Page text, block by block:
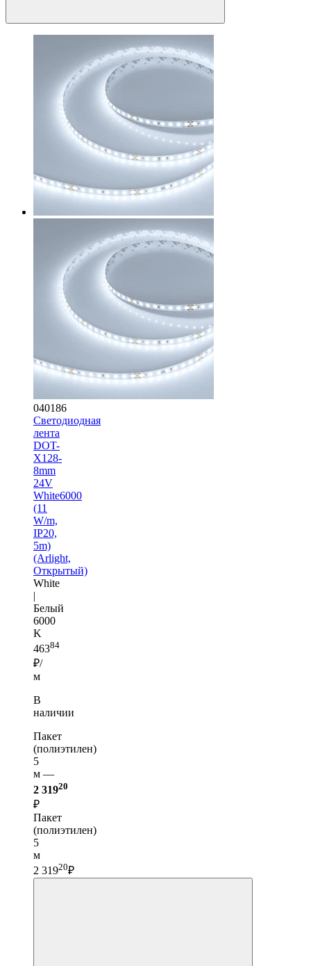
040186
Светодиодная
лента
DOT-
X128-
8mm
24V
White6000
(11
W/m,
IP20,
5m)
(Arlight,
Открытый)
White
|
Белый
6000
K
46384
₽/
м
В
наличии
Пакет
(полиэтилен)
5
м —
2 31920
₽
Пакет
(полиэтилен)
5
м
2 31920₽